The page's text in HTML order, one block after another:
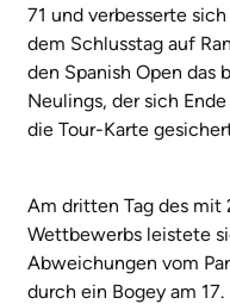
71 und verbesserte
dem Schlusstag auf
den Spanish Open das
Neulings, der sich
die Tour-Karte
Am dritten Tag des mit
Wettbewerbs leistete
Abweichungen vom
durch ein Bogey am